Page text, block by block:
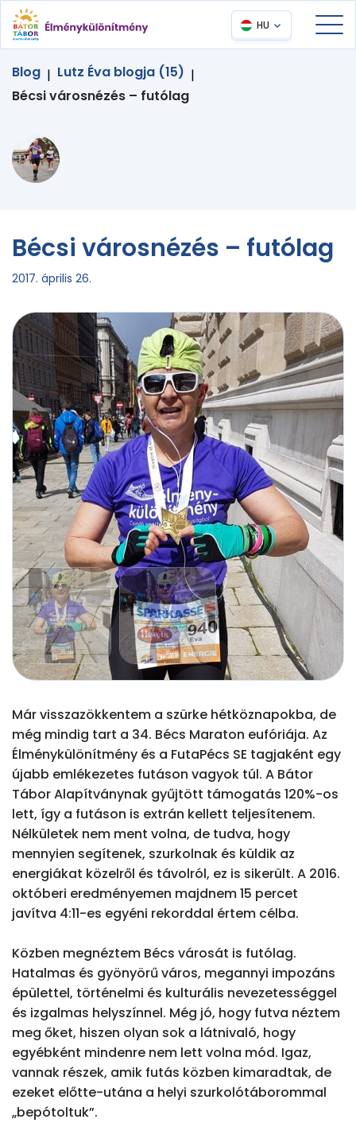
HU
Blog | Lutz Éva blogja (15) |
Bécsi városnézés – futólag
Bécsi városnézés – futólag
2017. április 26.
Már visszazökkentem a szürke hétköznapokba, de
még mindig tart a 34. Bécs Maraton eufóriája. Az
Élménykülönítmény és a FutaPécs SE tagjaként egy
újabb emlékezetes futáson vagyok túl. A Bátor
Tábor Alapítványnak gyűjtött támogatás 120%-os
lett, így a futáson is extrán kellett teljesítenem.
Nélkületek nem ment volna, de tudva, hogy
mennyien segítenek, szurkolnak és küldik az
energiákat közelről és távolról, ez is sikerült. A 2016.
októberi eredményemen majdnem 15 percet
javítva 4:11-es egyéni rekorddal értem célba.
Közben megnéztem Bécs városát is futólag.
Hatalmas és gyönyörű város, megannyi impozáns
épülettel, történelmi és kulturális nevezetességgel
és izgalmas helyszínnel. Még jó, hogy futva néztem
meg őket, hiszen olyan sok a látnivaló, hogy
egyébként mindenre nem lett volna mód. Igaz,
vannak részek, amik futás közben kimaradtak, de
ezeket előtte-utána a helyi szurkolótáborommal
„bepótoltuk”.